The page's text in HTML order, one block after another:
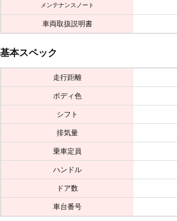
メンテナンスノート
車両取扱説明書
基本スペック
走行距離
ボディ色
シフト
排気量
乗車定員
ハンドル
ドア数
車台番号